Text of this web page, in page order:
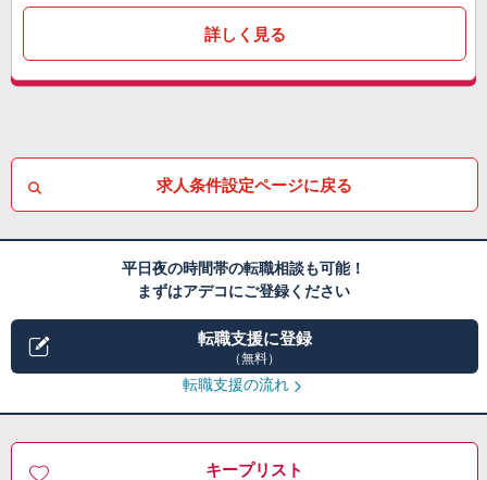
詳しく見る
求人条件設定ページに戻る
平日夜の時間帯の転職相談も可能！
まずはアデコにご登録ください
転職支援に登録
（無料）
転職支援の流れ
キープリスト